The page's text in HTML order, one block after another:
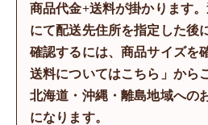
商品代金+送料が掛かります
にて配送先住所を指定した後
確認するには、商品サイズを
送料についてはこちら」から
北海道・沖縄・離島地域への
になります。